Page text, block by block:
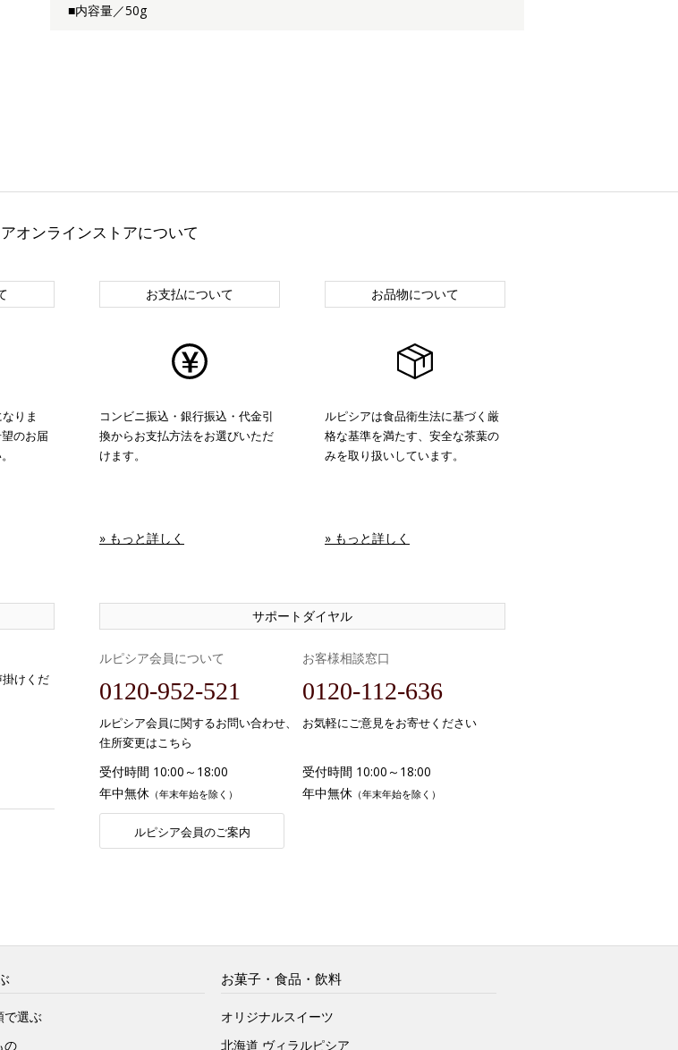
■内容量／50g
オンラインストアについて
りま
のお届
お支払について
コンビニ振込・銀行振込・代金引
換からお支払方法をお選びいただ
けます。
» もっと詳しく
お品物について
ルピシアは食品衛生法に基づく厳
格な基準を満たす、安全な茶葉の
みを取り扱いしています。
» もっと詳しく
けくだ
サポートダイヤル
ルピシア会員について
0120-952-521
ルピシア会員に関するお問い合わせ、
住所変更はこちら
受付時間 10:00～18:00
年中無休 （年末年始を除く）
ルピシア会員のご案内
お客様相談窓口
0120-112-636
お気軽にご意見をお寄せください
受付時間 10:00～18:00
年中無休 （年末年始を除く）
で選ぶ
の
お菓子・食品・飲料
オリジナルスイーツ
北海道 ヴィラルピシア